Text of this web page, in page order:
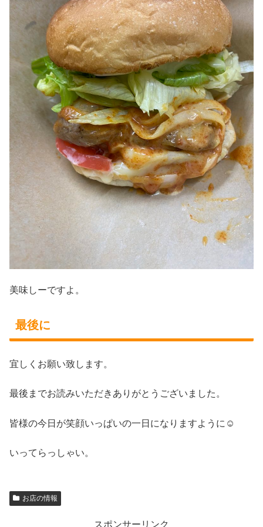
美味しーですよ。
最後に
宜しくお願い致します。
最後までお読みいただきありがとうございました。
皆様の今日が笑顔いっぱいの一日になりますように☺
いってらっしゃい。
お店の情報
スポンサーリンク